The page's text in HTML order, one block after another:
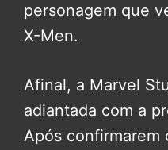
personagem que
X-Men.
Afinal, a Marvel
adiantada com a
Após confirmarem